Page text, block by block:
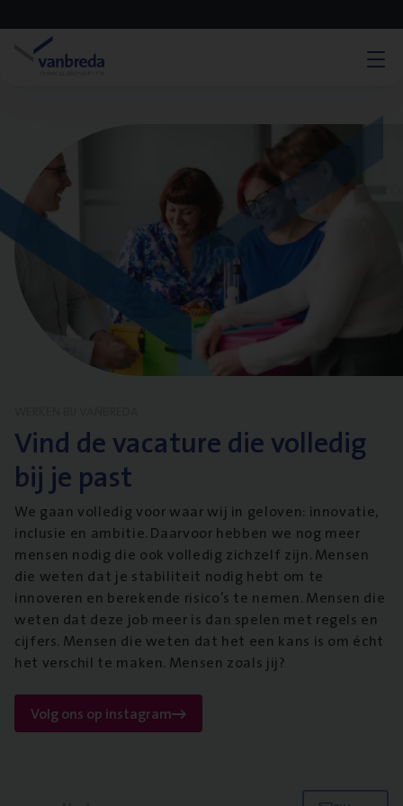
Vind de vacature die volledig
bij je past
We gaan volledig voor waar wij in geloven: innovatie,
inclusie en ambitie. Daarvoor hebben we nog meer
mensen nodig die ook volledig zichzelf zijn. Mensen
die weten dat je stabiliteit nodig hebt om te
innoveren en berekende risico’s te nemen. Mensen die
weten dat deze job meer is dan spelen met regels en
cijfers. Mensen die weten dat het een kans is om écht
het verschil te maken. Mensen zoals jij?
Volg ons op instagram